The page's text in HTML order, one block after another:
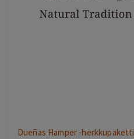
Dueñas Hamper -herkkupaketti